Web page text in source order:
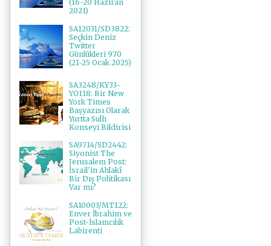
(16-20 Haziran
2021)
SA12031/SD3822:
Seçkin Deniz
Twitter
Günlükleri 970
(21-25 Ocak 2025)
SA3248/KY33-
YO118: Bir New
York Times
Başyazısı Olarak
Yurtta Sulh
Konseyi Bildirisi
SA9714/SD2442:
Siyonist The
Jerusalem Post:
İsrail'in Ahlakî
Bir Dış Politikası
Var mı?
SA10003/MT122:
Enver İbrahim ve
Post-İslamcılık
Labirenti